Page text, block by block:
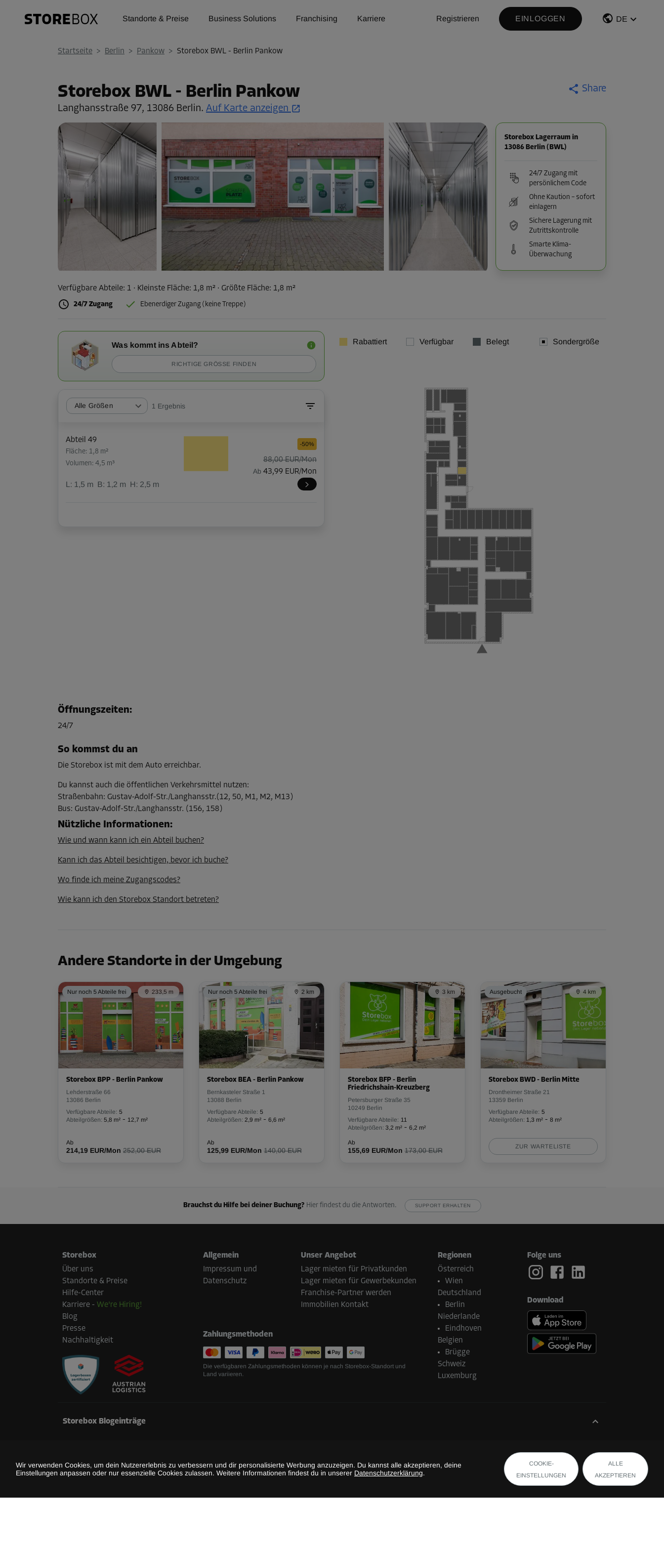
Wir verwenden Cookies, um dein Nutzererlebnis zu verbessern und dir personalisierte Werbung anzuzeigen. Du kannst alle akzeptieren, deine
Einstellungen anpassen oder nur essenzielle Cookies zulassen. Weitere Informationen findest du in unserer Datenschutzerklärung.
COOKIE-
EINSTELLUNGEN
ALLE
AKZEPTIEREN
Standorte & Preise Business Solutions Franchising Karriere Registrieren EINLOGGEN DE
Startseite > Berlin > Pankow > Storebox BWL - Berlin Pankow
Storebox BWL - Berlin Pankow
Langhansstraße 97, 13086 Berlin. Auf Karte anzeigen
Share
Storebox Lagerraum in
13086 Berlin (BWL)
24/7 Zugang mit
persönlichem Code
Ohne Kaution – sofort
einlagern
Sichere Lagerung mit
Zutrittskontrolle
Smarte Klima-
Überwachung
Verfügbare Abteile: 1 · Kleinste Fläche: 1,8 m² · Größte Fläche: 1,8 m²
24/7 Zugang Ebenerdiger Zugang (keine Treppe)
Was kommt ins Abteil?
RICHTIGE GRÖSSE FINDEN
Alle Größen 1 Ergebnis
Abteil 49
Fläche: 1,8 m²
Volumen: 4,5 m³
L: 1,5 m B: 1,2 m H: 2,5 m
-50%
88,00 EUR/Mon
Ab 43,99 EUR/Mon
Rabattiert Verfügbar Belegt Sondergröße
Öffnungszeiten:
24/7
So kommst du an
Die Storebox ist mit dem Auto erreichbar.
Du kannst auch die öffentlichen Verkehrsmittel nutzen:
Straßenbahn: Gustav-Adolf-Str./Langhansstr.(12, 50, M1, M2, M13)
Bus: Gustav-Adolf-Str./Langhansstr. (156, 158)
Nützliche Informationen:
Wie und wann kann ich ein Abteil buchen?
Kann ich das Abteil besichtigen, bevor ich buche?
Wo finde ich meine Zugangscodes?
Wie kann ich den Storebox Standort betreten?
Andere Standorte in der Umgebung
Nur noch 5 Abteile frei 233,5 m
Storebox BPP - Berlin Pankow
Lehderstraße 66
13086 Berlin
Verfügbare Abteile: 5
Abteilgrößen: 5,8 m² - 12,7 m²
Ab
214,19 EUR/Mon 252,00 EUR
Nur noch 5 Abteile frei 2 km
Storebox BEA - Berlin Pankow
Bernkasteler Straße 1
13088 Berlin
Verfügbare Abteile: 5
Abteilgrößen: 2,9 m² - 6,6 m²
Ab
125,99 EUR/Mon 140,00 EUR
3 km
Storebox BFP - Berlin
Friedrichshain-Kreuzberg
Petersburger Straße 35
10249 Berlin
Verfügbare Abteile: 11
Abteilgrößen: 3,2 m² - 6,2 m²
Ab
155,69 EUR/Mon 173,00 EUR
Ausgebucht 4 km
Storebox BWD - Berlin Mitte
Drontheimer Straße 21
13359 Berlin
Verfügbare Abteile: 5
Abteilgrößen: 1,3 m² - 8 m²
ZUR WARTELISTE
Brauchst du Hilfe bei deiner Buchung? Hier findest du die Antworten. SUPPORT ERHALTEN
Storebox
Über uns
Standorte & Preise
Hilfe-Center
Karriere - We're Hiring!
Blog
Presse
Nachhaltigkeit
Allgemein
Impressum und
Datenschutz
Unser Angebot
Lager mieten für Privatkunden
Lager mieten für Gewerbekunden
Franchise-Partner werden
Immobilien Kontakt
Zahlungsmethoden
Die verfügbaren Zahlungsmethoden können je nach Storebox-Standort und
Land variieren.
Regionen
Österreich
Wien
Deutschland
Berlin
Niederlande
Eindhoven
Belgien
Brügge
Schweiz
Luxemburg
Folge uns
Download
Storebox Blogeinträge
myflexbox in Storebox nutzen – Pakete 24/7 abholen
Bücher korrekt einlagern
Aufräumen, ausmisten & aufheben | Mit Marie Kondo und Storebox